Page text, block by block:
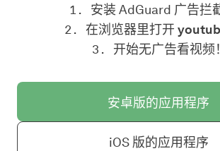
安装 AdGuard 广告拦
在浏览器里打开
开始无广告看视频！
安卓版的应用程序
iOS 版的应用程序